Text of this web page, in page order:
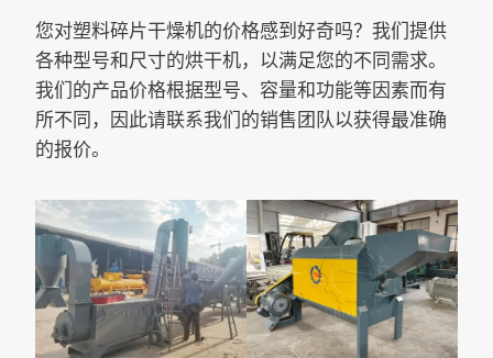
您对塑料碎片干燥机的价格感到好奇吗？我们提供
各种型号和尺寸的烘干机，以满足您的不同需求。
我们的产品价格根据型号、容量和功能等因素而有
所不同，因此请联系我们的销售团队以获得最准确
的报价。